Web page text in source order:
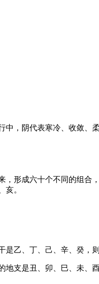
，阴代表寒冷、收敛
形成六十个不同的组合
亥。
乙、丁、己、辛、癸，则
支是丑、卯、巳、未、